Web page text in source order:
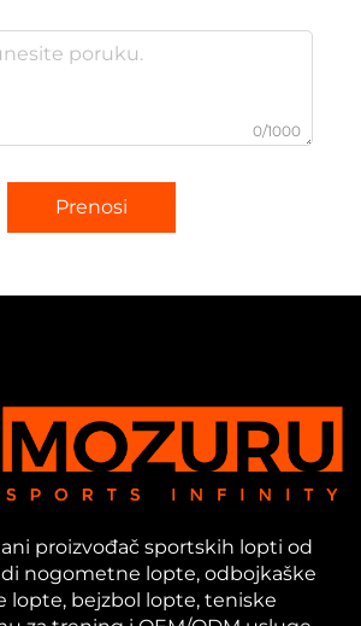
0/1000
Prenosi
proizvođač sportskih lopti od
nogometne lopte, odbojkaške
lopte, bejzbol lopte, teniske